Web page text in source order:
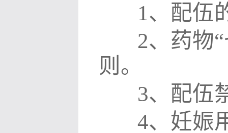
1、配伍
2、药物“
则。
3、配伍
4、妊娠